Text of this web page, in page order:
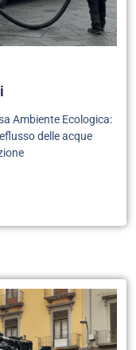
Ambiente Ecologica:
delle acque